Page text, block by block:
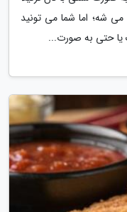
شه؛ اما شما می تونید
یا حتی به صورت...